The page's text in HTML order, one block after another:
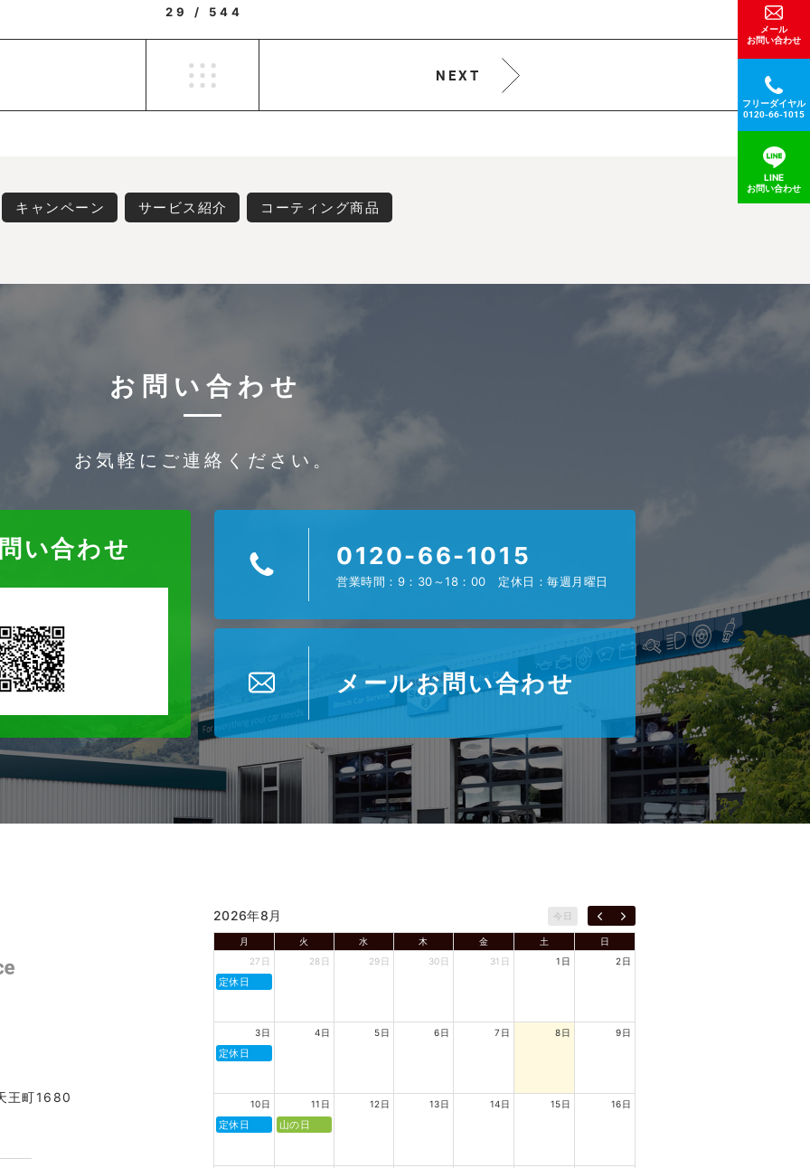
メール
お問い合わせ
フリーダイヤル
0120-66-1015
LINE
お問い合わせ
29 / 544
NEXT
キャンペーン サービス紹介 コーティング商品
お問い合わせ
お気軽にご連絡ください。
い合わせ 0120-66-1015
営業時間：9：30～18：00 定休日：毎週月曜日
メールお問い合わせ
王町1680
2026年8月 今日
月 火 水 木 金 土
日
27日
定休日
28日 29日 30日 31日 1日 2日
3日
定休日
4日 5日 6日 7日 8日 9日
10日
定休日
11日
山の日
12日 13日 14日 15日 16日